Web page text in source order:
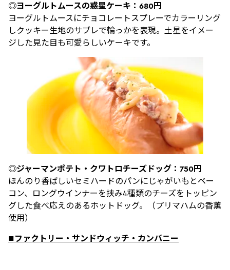
◎ヨーグルトムースの惑星ケーキ：680円
ヨーグルトムースにチョコレートスプレーでカラーリング
しクッキー生地のサブレで輪っかを表現。土星をイメー
ジした見た目も可愛らしいケーキです。
◎ジャーマンポテト・クワトロチーズドッグ：750円
ほんのり香ばしいセミハードのパンにじゃがいもとベー
コン、ロングウインナーを挟み4種類のチーズをトッピン
グした食べ応えのあるホットドッグ。（プリマハムの香薫
使用）
■ファクトリー・サンドウィッチ・カンパニー